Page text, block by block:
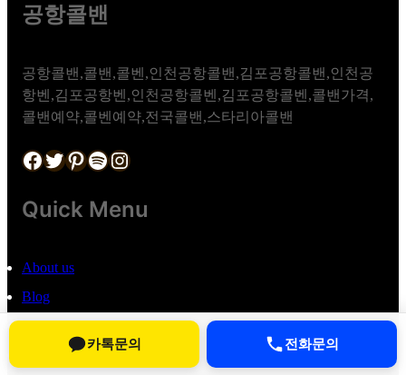
공항콜밴
공항콜밴,콜밴,콜벤,인천공항콜밴,김포공항콜밴,인천공
항벤,김포공항벤,인천공항콜벤,김포공항콜벤,콜밴가격,
콜밴예약,콜벤예약,전국콜밴,스타리아콜밴
Facebook Twitter Pinterest Spotify Instagram
Quick Menu
About us
Blog
제2024-서울송파-2921호
786-08-03000
카톡문의 전화문의